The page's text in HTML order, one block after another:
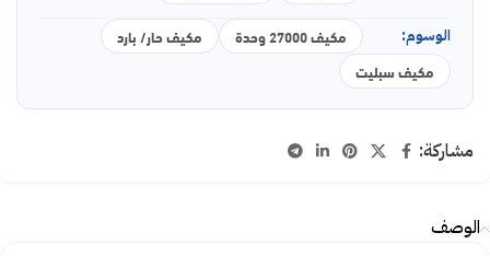
الوسوم: مكيف 27000 وحدة
مكيف حار/ بارد
مكيف سبليت
مشاركة:
الوصف